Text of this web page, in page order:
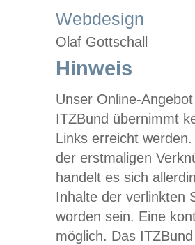
Webdesign
Olaf Gottschall
Hinweis
Unser Online-
ITZBund übernimmt
Links erreicht
der erstmaligen
handelt es sich
Inhalte der verlinkten
worden sein. Eine
möglich. Das